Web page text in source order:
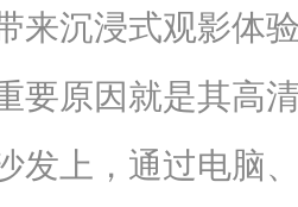
来沉浸式观影体
要原因就是其高
发上，通过电脑